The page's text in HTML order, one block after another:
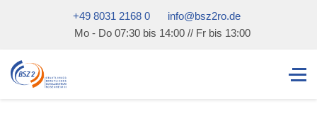
+49 8031 2168 0
info@bsz2ro.de
Mo - Do 07:30 bis 14:00 // Fr bis 13:00